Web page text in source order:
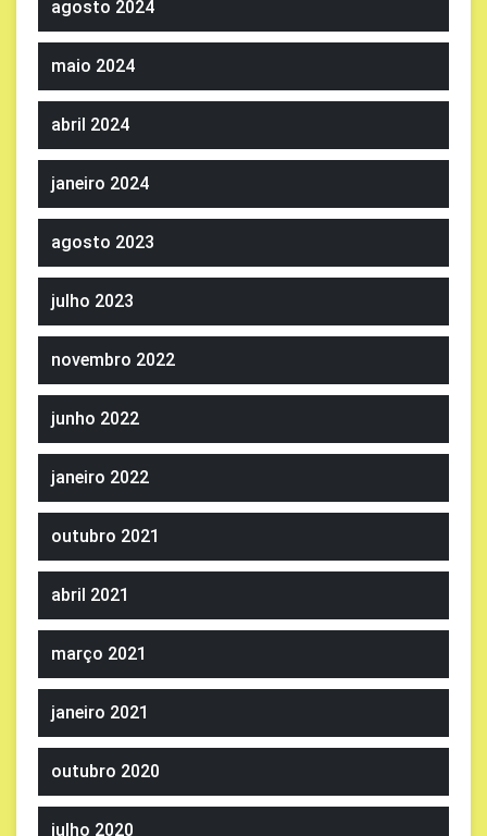
agosto 2024
maio 2024
abril 2024
janeiro 2024
agosto 2023
julho 2023
novembro 2022
junho 2022
janeiro 2022
outubro 2021
abril 2021
março 2021
janeiro 2021
outubro 2020
julho 2020